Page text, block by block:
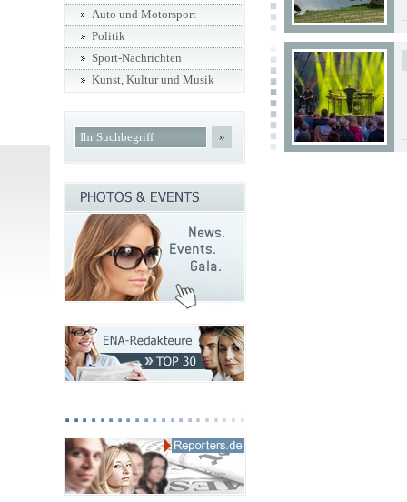
Auto und Motorsport
Politik
Sport-Nachrichten
Kunst, Kultur und Musik
»